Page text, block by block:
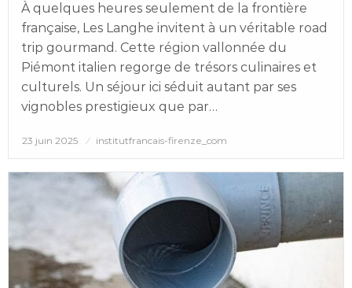
À quelques heures seulement de la frontière
française, Les Langhe invitent à un véritable road
trip gourmand. Cette région vallonnée du
Piémont italien regorge de trésors culinaires et
culturels. Un séjour ici séduit autant par ses
vignobles prestigieux que par…
Posted
23 juin 2025 institutfrancais-firenze_com